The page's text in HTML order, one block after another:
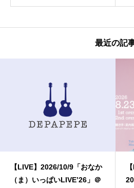
最近の記
【LIVE】2026/10/9「おなか
（ま）いっぱいLIVE’26」＠